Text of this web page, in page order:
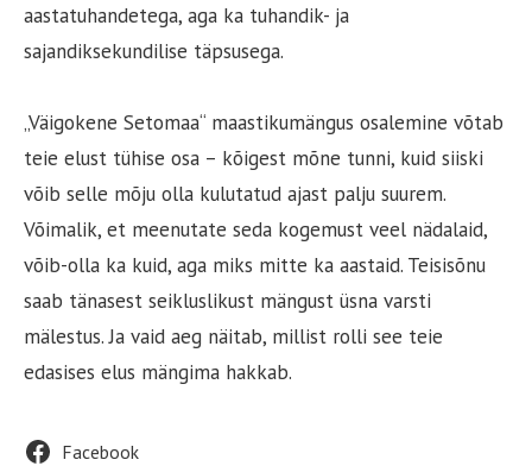
aastatuhandetega, aga ka tuhandik- ja
sajandiksekundilise täpsusega.
„Väigokene Setomaa“ maastikumängus osalemine võtab
teie elust tühise osa – kõigest mõne tunni, kuid siiski
võib selle mõju olla kulutatud ajast palju suurem.
Võimalik, et meenutate seda kogemust veel nädalaid,
võib-olla ka kuid, aga miks mitte ka aastaid. Teisisõnu
saab tänasest seikluslikust mängust üsna varsti
mälestus. Ja vaid aeg näitab, millist rolli see teie
edasises elus mängima hakkab.
Footer
Facebook